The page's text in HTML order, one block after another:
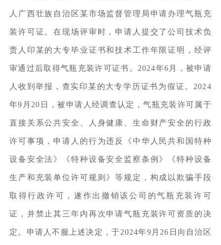
人广西壮族自治区某市场监督管理局申请办理气瓶充
装许可证。在现场评审时，申请人提交了公司技术负
责人印某的大专毕业证书和技术工作年限证明，经评
审通过后取得气瓶充装许可证书。2024年6月，被申请
人收到举报，查实印某的大专学历证书为假证。2024
年9月20日，被申请人经调查认定，气瓶充装许可属于
直接关系公共安全、人身健康、生命财产安全的行政
许可事项，申请人的行为违反《中华人民共和国特种
设备安全法》《特种设备安全监察条例》《特种设备
生产和充装单位许可规则》等规定，构成以欺骗手段
取得行政许可，遂作出撤销该公司的气瓶充装许可
证，并禁止其三年内再次申请气瓶充装许可资质的决
定。申请人不服上述决定，于2024年9月26日向自治区